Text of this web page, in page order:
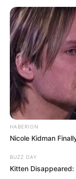
HABERION
Nicole Kidman
BUZZ DAY
Kitten Disappeared: